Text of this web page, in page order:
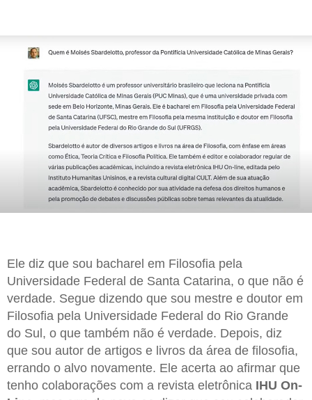
Ele diz que sou bacharel em Filosofia pela
Universidade Federal de Santa Catarina, o que não é
verdade. Segue dizendo que sou mestre e doutor em
Filosofia pela Universidade Federal do Rio Grande
do Sul, o que também não é verdade. Depois, diz
que sou autor de artigos e livros da área de filosofia,
errando o alvo novamente. Ele acerta ao afirmar que
tenho colaborações com a revista eletrônica IHU On-